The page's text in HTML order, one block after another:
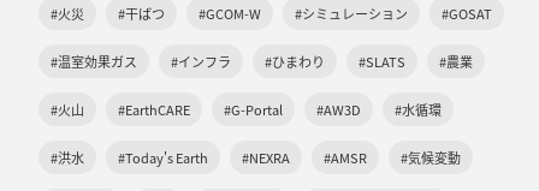
#火災 #干ばつ #GCOM-W #シミュレーション #GOSAT
#温室効果ガス #インフラ #ひまわり #SLATS #農業
#火山 #EarthCARE #G-Portal #AW3D #水循環
#洪水 #Today's Earth #NEXRA #AMSR #気候変動